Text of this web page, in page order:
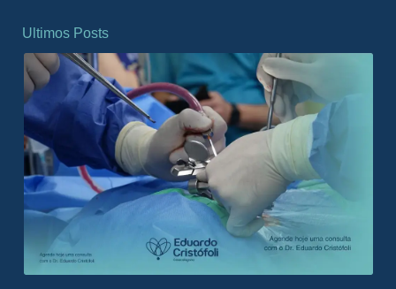
Ultimos Posts